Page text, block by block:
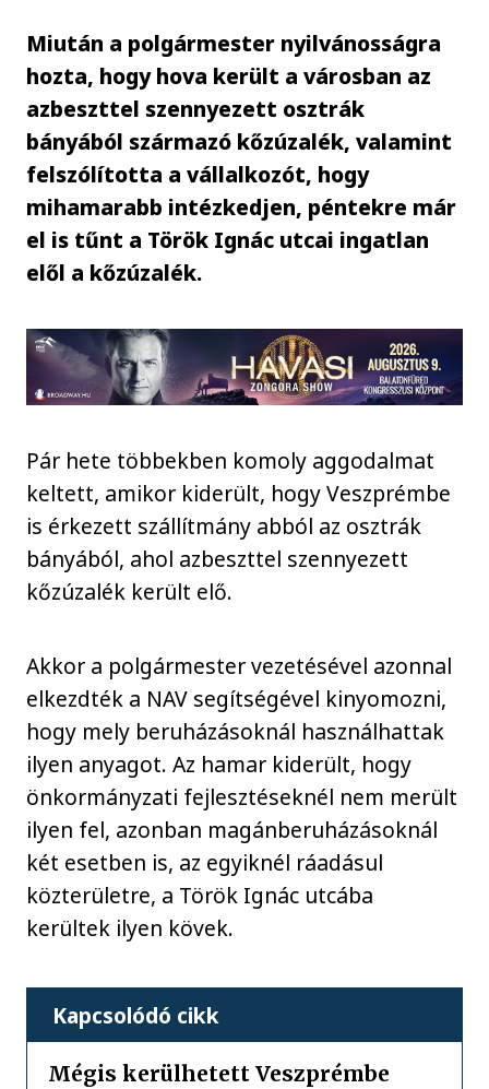
Miután a polgármester nyilvánosságra
hozta, hogy hova került a városban az
azbeszttel szennyezett osztrák
bányából származó kőzúzalék, valamint
felszólította a vállalkozót, hogy
mihamarabb intézkedjen, péntekre már
el is tűnt a Török Ignác utcai ingatlan
elől a kőzúzalék.
Pár hete többekben komoly aggodalmat
keltett, amikor kiderült, hogy Veszprémbe
is érkezett szállítmány abból az osztrák
bányából, ahol azbeszttel szennyezett
kőzúzalék került elő.
Akkor a polgármester vezetésével azonnal
elkezdték a NAV segítségével kinyomozni,
hogy mely beruházásoknál használhattak
ilyen anyagot. Az hamar kiderült, hogy
önkormányzati fejlesztéseknél nem merült
ilyen fel, azonban magánberuházásoknál
két esetben is, az egyiknél ráadásul
közterületre, a Török Ignác utcába
kerültek ilyen kövek.
Kapcsolódó cikk
Mégis kerülhetett Veszprémbe